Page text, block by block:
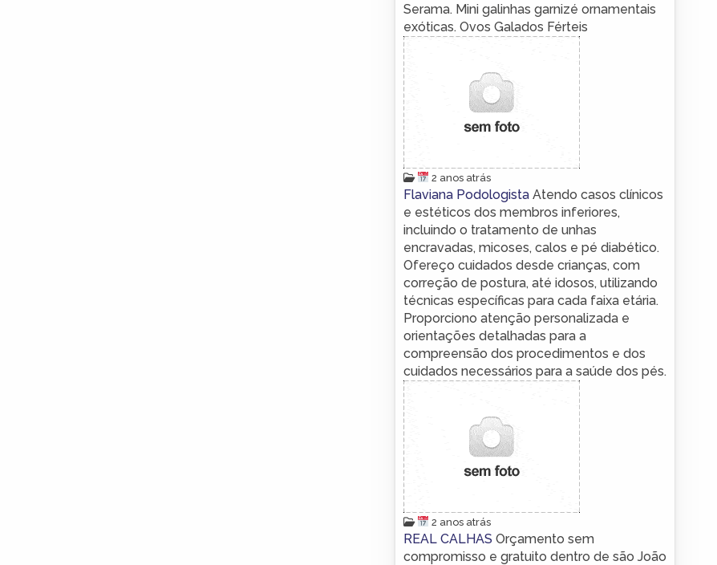
Serama. Mini galinhas garnizé ornamentais
exóticas. Ovos Galados Férteis
2 anos atrás
Flaviana Podologista Atendo casos clínicos
e estéticos dos membros inferiores,
incluindo o tratamento de unhas
encravadas, micoses, calos e pé diabético.
Ofereço cuidados desde crianças, com
correção de postura, até idosos, utilizando
técnicas específicas para cada faixa etária.
Proporciono atenção personalizada e
orientações detalhadas para a
compreensão dos procedimentos e dos
cuidados necessários para a saúde dos pés.
2 anos atrás
REAL CALHAS Orçamento sem
compromisso e gratuito dentro de são João